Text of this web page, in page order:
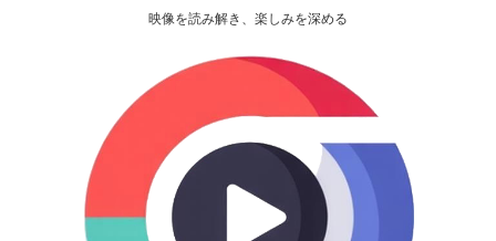
映像を読み解き、楽しみを深める